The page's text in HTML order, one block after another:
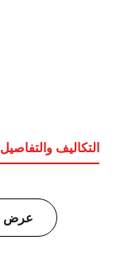
التكاليف والتفاصيل